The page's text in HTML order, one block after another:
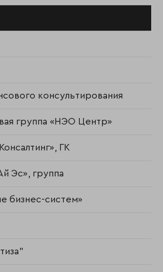
консультирования
группа «НЭО Центр»
ГК
Эс», группа
бизнес-систем»